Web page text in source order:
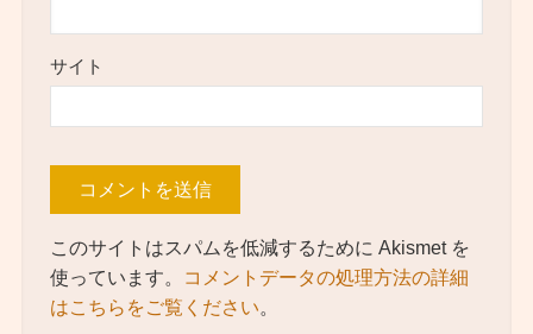
サイト
このサイトはスパムを低減するために Akismet を
使っています。
コメントデータの処理方法の詳細
はこちらをご覧ください。